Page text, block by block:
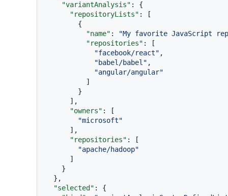
"variantAnalysis" :
{
"repositoryLists" :
[
{
"name" :
"My favorite JavaScript
"repositories" :
[
"facebook/react" ,
"babel/babel" ,
"angular/angular"
]
}
] ,
"owners" :
[
"microsoft"
] ,
"repositories" :
[
"apache/hadoop"
]
}
} ,
"selected" :
{